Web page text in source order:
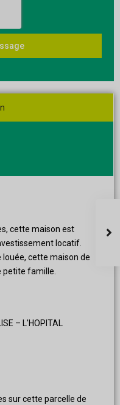
cette maison est
locatif.
cette maison de
petite famille.
– L’HOPITAL
sur cette parcelle de